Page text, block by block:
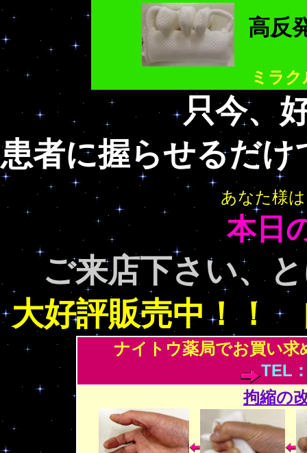
高反
ミラ
只今、
患者に握らせるだ
あなた様は
本日
ご来店下さい、
大好評販売中！！
ナイトウ薬局でお買い
TEL
拘縮の